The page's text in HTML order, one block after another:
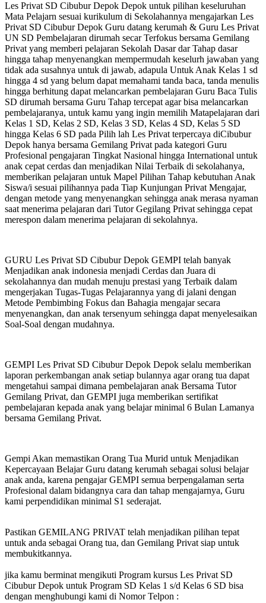
Les Privat SD Cibubur Depok Depok untuk pilihan keseluruhan
Mata Pelajarn sesuai kurikulum di Sekolahannya mengajarkan Les
Privat SD Cibubur Depok Guru datang kerumah & Guru Les Privat
UN SD Pembelajaran dirumah secar Terfokus bersama Gemilang
Privat yang memberi pelajaran Sekolah Dasar dar Tahap dasar
hingga tahap menyenangkan mempermudah keselurh jawaban yang
tidak ada susahnya untuk di jawab, adapula Untuk Anak Kelas 1 sd
hingga 4 sd yang belum dapat memahami tanda baca, tanda menulis
hingga berhitung dapat melancarkan pembelajaran Guru Baca Tulis
SD dirumah bersama Guru Tahap tercepat agar bisa melancarkan
pembelajaranya, untuk kamu yang ingin memilih Matapelajaran dari
Kelas 1 SD, Kelas 2 SD, Kelas 3 SD, Kelas 4 SD, Kelas 5 SD
hingga Kelas 6 SD pada Pilih lah Les Privat terpercaya diCibubur
Depok hanya bersama Gemilang Privat pada kategori Guru
Profesional pengajaran Tingkat Nasional hingga International untuk
anak cepat cerdas dan menjadikan Nilai Terbaik di sekolahanya,
memberikan pelajaran untuk Mapel Pilihan Tahap kebutuhan Anak
Siswa/i sesuai pilihannya pada Tiap Kunjungan Privat Mengajar,
dengan metode yang menyenangkan sehingga anak merasa nyaman
saat menerima pelajaran dari Tutor Gegilang Privat sehingga cepat
merespon dalam menerima pelajaran di sekolahnya.
GURU Les Privat SD Cibubur Depok GEMPI telah banyak
Menjadikan anak indonesia menjadi Cerdas dan Juara di
sekolahannya dan mudah menuju prestasi yang Terbaik dalam
mengerjakan Tugas-Tugas Pelajarannya yang di jalani dengan
Metode Pembimbing Fokus dan Bahagia mengajar secara
menyenangkan, dan anak tersenyum sehingga dapat menyelesaikan
Soal-Soal dengan mudahnya.
GEMPI Les Privat SD Cibubur Depok Depok selalu memberikan
laporan perkembangan anak setiap bulannya agar orang tua dapat
mengetahui sampai dimana pembelajaran anak Bersama Tutor
Gemilang Privat, dan GEMPI juga memberikan sertifikat
pembelajaran kepada anak yang belajar minimal 6 Bulan Lamanya
bersama Gemilang Privat.
Gempi Akan memastikan Orang Tua Murid untuk Menjadikan
Kepercayaan Belajar Guru datang kerumah sebagai solusi belajar
anak anda, karena pengajar GEMPI semua berpengalaman serta
Profesional dalam bidangnya cara dan tahap mengajarnya, Guru
kami perpendidikan minimal S1 sederajat.
Pastikan GEMILANG PRIVAT telah menjadikan pilihan tepat
untuk anda sebagai Orang tua, dan Gemilang Privat siap untuk
membukitkannya.
jika kamu berminat mengikuti Program kursus Les Privat SD
Cibubur Depok untuk Program SD Kelas 1 s/d Kelas 6 SD bisa
dengan menghubungi kami di Nomor Telpon :